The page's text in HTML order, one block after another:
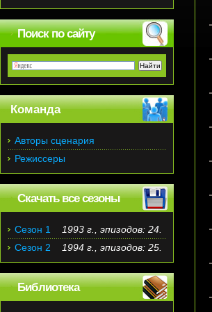
Поиск по сайту
Команда
Авторы сценария
Режиссеры
Скачать все сезоны
Сезон 1
1993 г., эпизодов: 24.
Сезон 2
1994 г., эпизодов: 25.
Библиотека